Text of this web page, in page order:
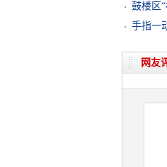
鼓楼区
手指一
网友